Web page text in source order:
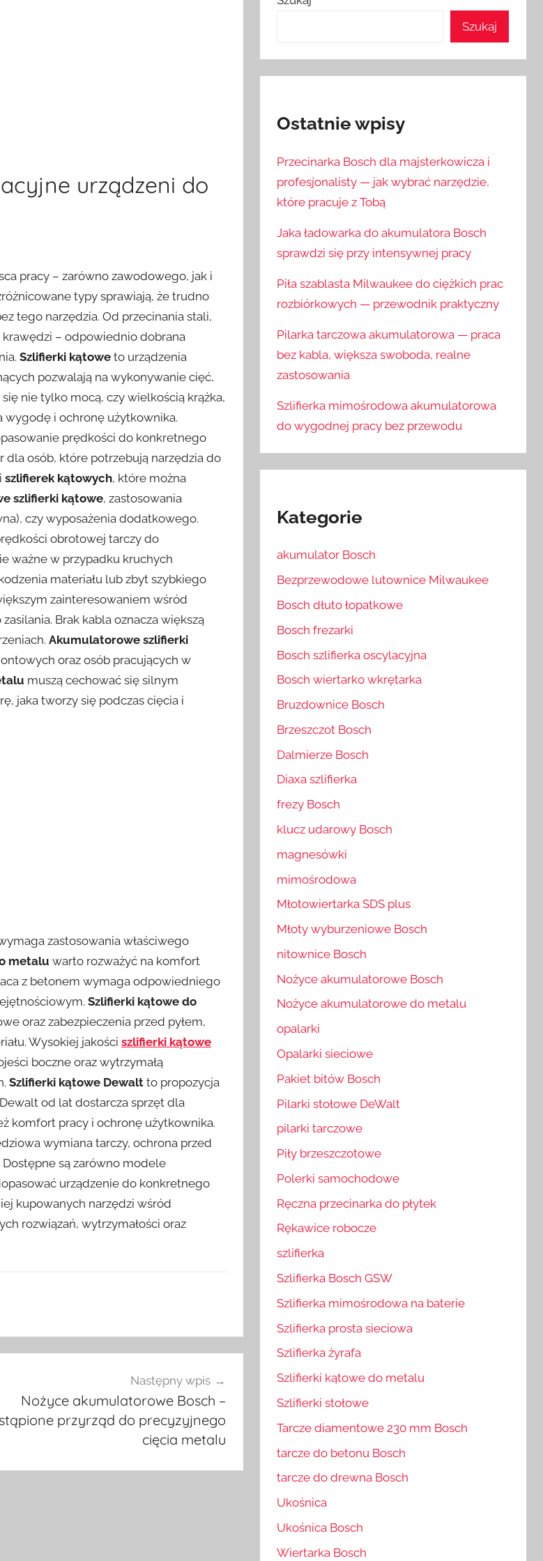
urządzeni do
pracy – zarówno zawodowego, jak i
typy sprawiają, że trudno
tego narzędzia. Od przecinania stali,
– odpowiednio dobrana
Szlifierki kątowe to urządzenia
pozwalają na wykonywanie cięć,
nie tylko mocą, czy wielkością krążka,
wygodę i ochronę użytkownika.
prędkości do konkretnego
dla osób, które potrzebują narzędzia do
szlifierek kątowych, które można
szlifierki kątowe, zastosowania
czy wyposażenia dodatkowego.
obrotowej tarczy do
ważne w przypadku kruchych
materiału lub zbyt szybkiego
zainteresowaniem wśród
Brak kabla oznacza większą
Akumulatorowe szlifierki
oraz osób pracujących w
muszą cechować się silnym
jaka tworzy się podczas cięcia i
zastosowania właściwego
metalu warto rozważyć na komfort
z betonem wymaga odpowiedniego
Szlifierki kątowe do
oraz zabezpieczenia przed pyłem,
Wysokiej jakości szlifierki kątowe
boczne oraz wytrzymałą
Szlifierki kątowe Dewalt to propozycja
od lat dostarcza sprzęt dla
komfort pracy i ochronę użytkownika.
wymiana tarczy, ochrona przed
są zarówno modele
urządzenie do konkretnego
kupowanych narzędzi wśród
rozwiązań, wytrzymałości oraz
Następny wpis
Nożyce akumulatorowe Bosch –
przyrząd do precyzyjnego
cięcia metalu
Szukaj
Ostatnie wpisy
Przecinarka Bosch dla majsterkowicza i
profesjonalisty — jak wybrać narzędzie,
które pracuje z Tobą
Jaka ładowarka do akumulatora Bosch
sprawdzi się przy intensywnej pracy
Piła szablasta Milwaukee do ciężkich prac
rozbiórkowych — przewodnik praktyczny
Pilarka tarczowa akumulatorowa — praca
bez kabla, większa swoboda, realne
zastosowania
Szlifierka mimośrodowa akumulatorowa
do wygodnej pracy bez przewodu
Kategorie
akumulator Bosch
Bezprzewodowe lutownice Milwaukee
Bosch dłuto łopatkowe
Bosch frezarki
Bosch szlifierka oscylacyjna
Bosch wiertarko wkrętarka
Bruzdownice Bosch
Brzeszczot Bosch
Dalmierze Bosch
Diaxa szlifierka
frezy Bosch
klucz udarowy Bosch
magnesówki
mimośrodowa
Młotowiertarka SDS plus
Młoty wyburzeniowe Bosch
nitownice Bosch
Nożyce akumulatorowe Bosch
Nożyce akumulatorowe do metalu
opalarki
Opalarki sieciowe
Pakiet bitów Bosch
Pilarki stołowe DeWalt
pilarki tarczowe
Piły brzeszczotowe
Polerki samochodowe
Ręczna przecinarka do płytek
Rękawice robocze
szlifierka
Szlifierka Bosch GSW
Szlifierka mimośrodowa na baterie
Szlifierka prosta sieciowa
Szlifierka żyrafa
Szlifierki kątowe do metalu
Szlifierki stołowe
Tarcze diamentowe 230 mm Bosch
tarcze do betonu Bosch
tarcze do drewna Bosch
Ukośnica
Ukośnica Bosch
Wiertarka Bosch